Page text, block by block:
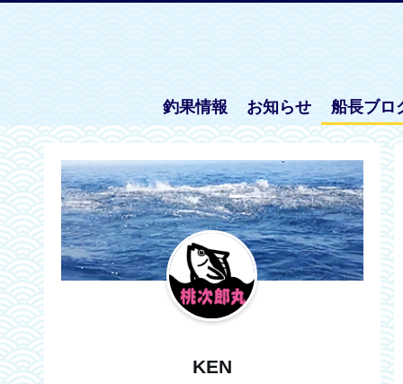
釣果情報 お知らせ 船長ブロ
KEN